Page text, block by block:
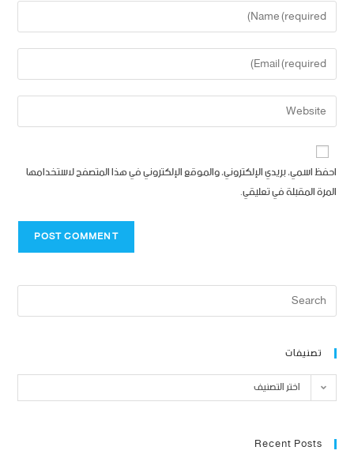
احفظ اسمي، بريدي الإلكتروني، والموقع الإلكتروني في هذا المتصفح لاستخدامها
المرة المقبلة في تعليقي.
تصنيفات
اختر التصنيف
Recent Posts